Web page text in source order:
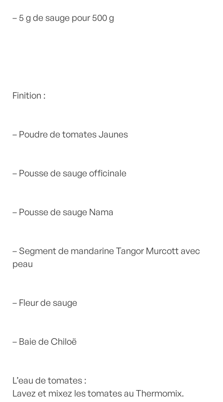
– 5 g de sauge pour 500 g
Finition :
– Poudre de tomates Jaunes
– Pousse de sauge officinale
– Pousse de sauge Nama
– Segment de mandarine Tangor Murcott avec
peau
– Fleur de sauge
– Baie de Chiloë
L’eau de tomates :
Lavez et mixez les tomates au Thermomix.